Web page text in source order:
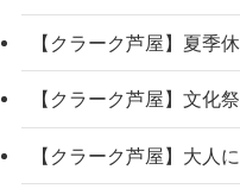
【クラーク芦屋】夏季
【クラーク芦屋】文化
【クラーク芦屋】大人